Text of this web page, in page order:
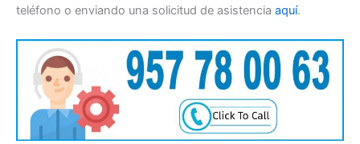
teléfono o enviando una solicitud de asistencia aquí.